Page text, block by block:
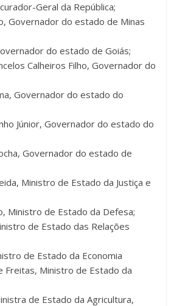
Geral da República;
Governador do estado de Minas
do estado de Goiás;
Calheiros Filho, Governador do
Governador do estado do
Júnior, Governador do estado do
Governador do estado de
Ministro de Estado da Justiça e
Ministro de Estado da Defesa;
de Estado das Relações
de Estado da Economia
Freitas, Ministro de Estado da
de Estado da Agricultura,